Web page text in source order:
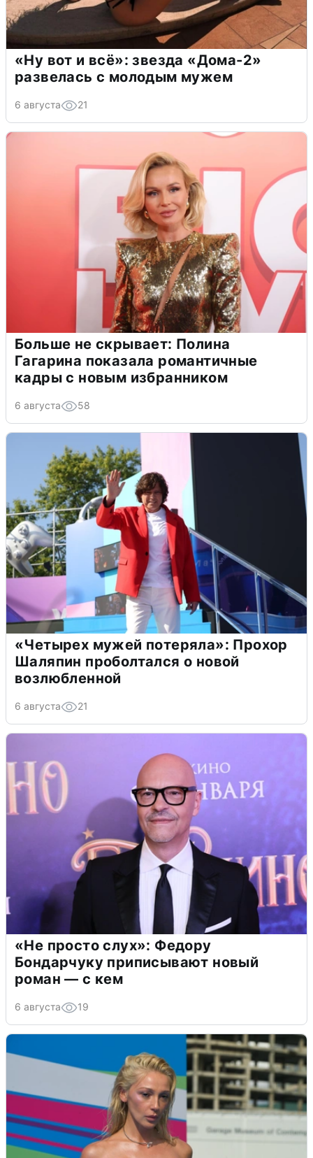
«Ну вот и всё»: звезда «Дома-2»
развелась с молодым мужем
6 августа 21
Больше не скрывает: Полина
Гагарина показала романтичные
кадры с новым избранником
6 августа 58
«Четырех мужей потеряла»: Прохор
Шаляпин проболтался о новой
возлюбленной
6 августа 21
«Не просто слух»: Федору
Бондарчуку приписывают новый
роман — с кем
6 августа 19